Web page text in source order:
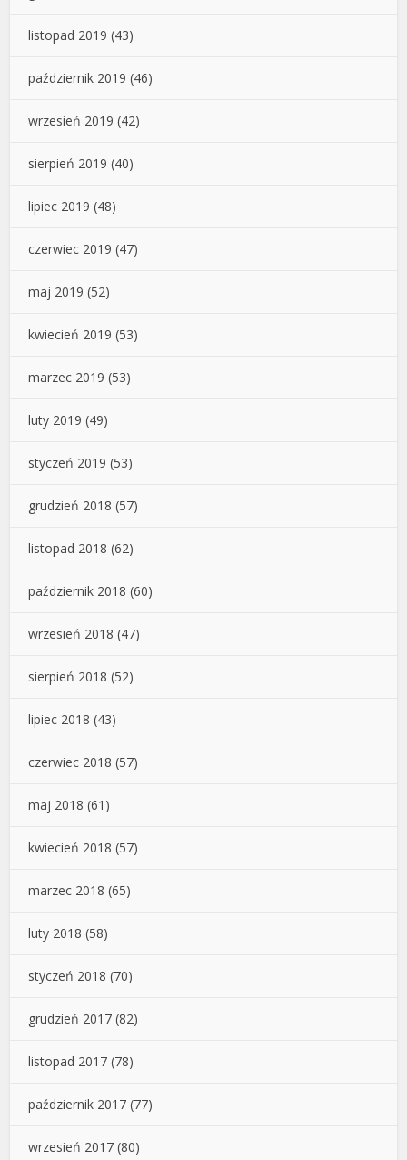
listopad 2019 (43)
październik 2019 (46)
wrzesień 2019 (42)
sierpień 2019 (40)
lipiec 2019 (48)
czerwiec 2019 (47)
maj 2019 (52)
kwiecień 2019 (53)
marzec 2019 (53)
luty 2019 (49)
styczeń 2019 (53)
grudzień 2018 (57)
listopad 2018 (62)
październik 2018 (60)
wrzesień 2018 (47)
sierpień 2018 (52)
lipiec 2018 (43)
czerwiec 2018 (57)
maj 2018 (61)
kwiecień 2018 (57)
marzec 2018 (65)
luty 2018 (58)
styczeń 2018 (70)
grudzień 2017 (82)
listopad 2017 (78)
październik 2017 (77)
wrzesień 2017 (80)